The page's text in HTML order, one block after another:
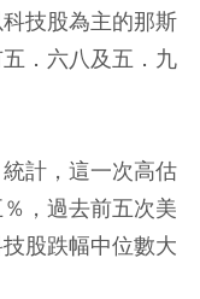
技股為主的那斯
．六八及五．九
計，這一次高估
，過去前五次美
股跌幅中位數大